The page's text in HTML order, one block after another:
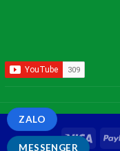
MESSENGER
ZALO